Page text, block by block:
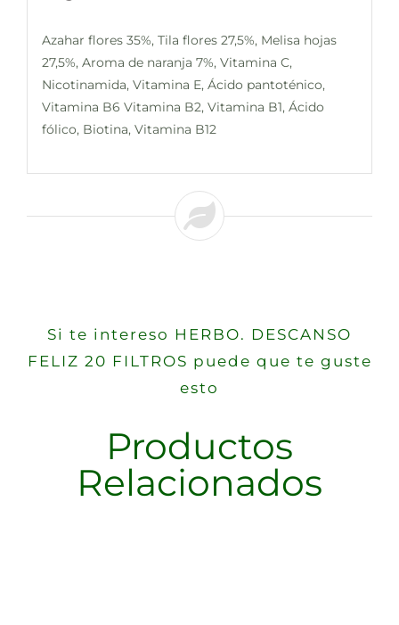
Azahar flores 35%, Tila flores 27,5%, Melisa hojas
27,5%, Aroma de naranja 7%, Vitamina C,
Nicotinamida, Vitamina E, Ácido pantoténico,
Vitamina B6 Vitamina B2, Vitamina B1, Ácido
fólico, Biotina, Vitamina B12
Si te intereso HERBO. DESCANSO
FELIZ 20 FILTROS puede que te guste
esto
Productos
Relacionados